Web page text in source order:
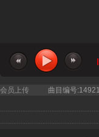
会员上传 曲目编号:14921